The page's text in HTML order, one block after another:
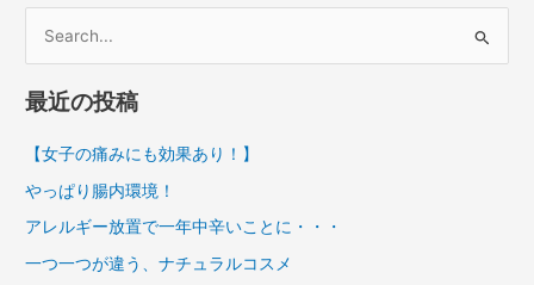
対
最近の投稿
【女子の痛みにも効果あり！】
やっぱり腸内環境！
アレルギー放置で一年中辛いことに・・・
一つ一つが違う、ナチュラルコスメ